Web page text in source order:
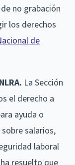
no grabación
los derechos
de
La Sección
el derecho a
ayuda o
salarios,
laboral